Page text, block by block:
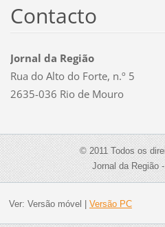
Contacto
Jornal da Região
Rua do Alto do Forte, n.º 5
2635-036 Rio de Mouro
© 2011 Todos os
Jornal da Região
Ver: Versão móvel Versão PC